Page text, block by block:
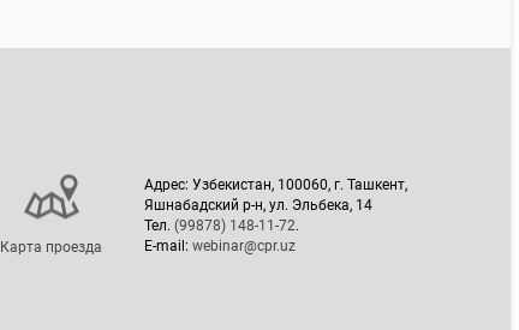
Карта проезда
Адрес: Узбекистан, 100060, г. Ташкент,
Яшнабадский р-н, ул. Эльбека, 14
Тел. (99878) 148-11-72.
E-mail: webinar@cpr.uz